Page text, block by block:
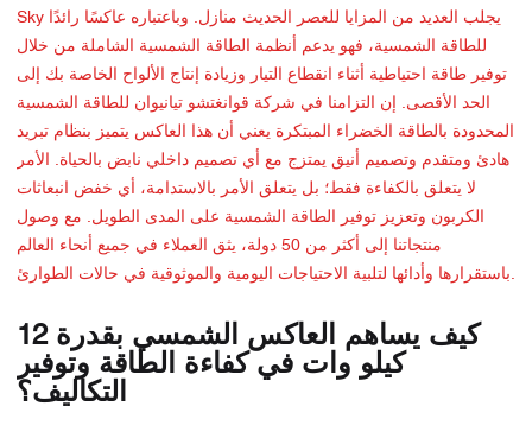
Sky يجلب العديد من المزايا للعصر الحديث منازل. وباعتباره عاكسًا رائدًا
للطاقة الشمسية، فهو يدعم أنظمة الطاقة الشمسية الشاملة من خلال
توفير طاقة احتياطية أثناء انقطاع التيار وزيادة إنتاج الألواح الخاصة بك إلى
الحد الأقصى. إن التزامنا في شركة قوانغتشو تيانيوان للطاقة الشمسية
المحدودة بالطاقة الخضراء المبتكرة يعني أن هذا العاكس يتميز بنظام تبريد
هادئ ومتقدم وتصميم أنيق يمتزج مع أي تصميم داخلي نابض بالحياة. الأمر
لا يتعلق بالكفاءة فقط؛ بل يتعلق الأمر بالاستدامة، أي خفض انبعاثات
الكربون وتعزيز توفير الطاقة الشمسية على المدى الطويل. مع وصول
منتجاتنا إلى أكثر من 50 دولة، يثق العملاء في جميع أنحاء العالم
باستقرارها وأدائها لتلبية الاحتياجات اليومية والموثوقية في حالات الطوارئ.
كيف يساهم العاكس الشمسي بقدرة 12
كيلو وات في كفاءة الطاقة وتوفير
التكاليف؟